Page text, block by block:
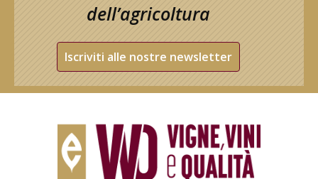
dell’agricoltura
Iscriviti alle nostre newsletter